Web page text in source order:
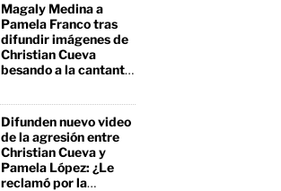
Magaly Medina a
Pamela Franco tras
difundir imágenes de
Christian Cueva
besando a la cantante:
a un borracho, a un
pegalón"
Difunden nuevo video
de la agresión entre
Christian Cueva y
Pamela López: ¿Le
reclamó por la